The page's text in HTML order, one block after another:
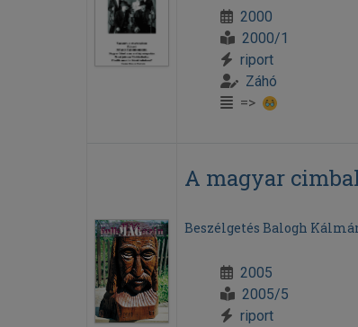
2000
2000/1
riport
Záhó
=>
A magyar
Beszélgetés Balogh
2005
2005/5
riport